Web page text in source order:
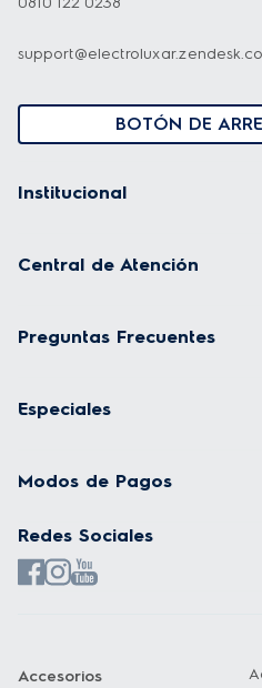
BOTÓN DE
Institucional
Central de Atención
Preguntas Frecuentes
Especiales
Modos de Pagos
Redes Sociales
Accesorios